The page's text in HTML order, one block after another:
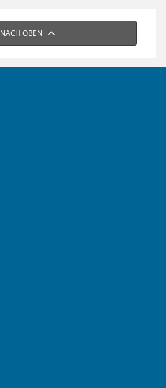
NACH OBEN